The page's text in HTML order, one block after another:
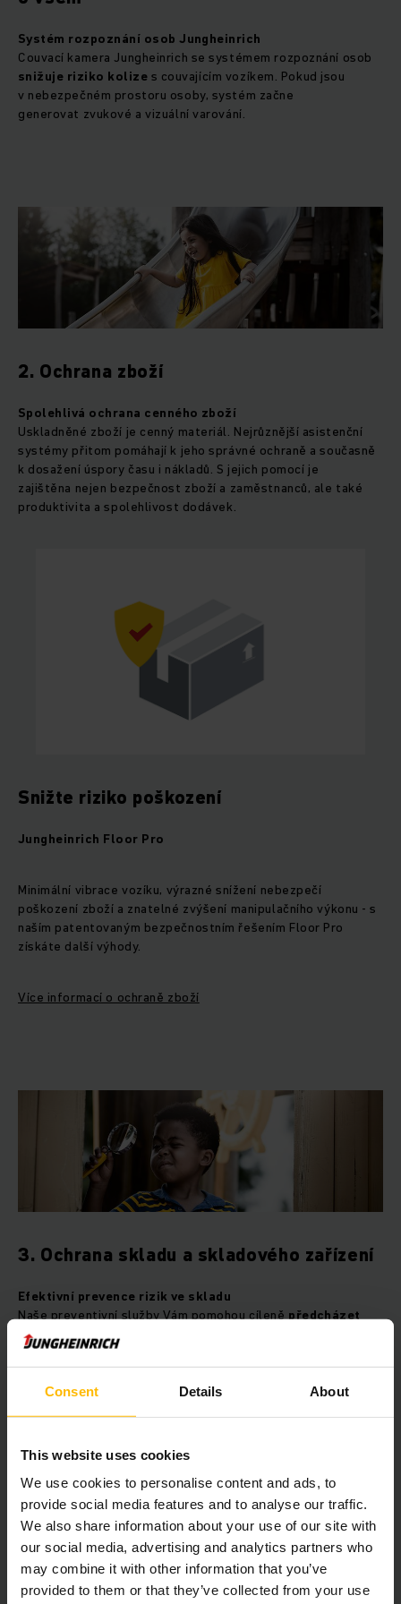
Consent Details About
This website uses cookies
We use cookies to personalise content and ads, to
provide social media features and to analyse our traffic.
We also share information about your use of our site with
our social media, advertising and analytics partners who
may combine it with other information that you’ve
provided to them or that they’ve collected from your use
Systém rozpoznání osob Jungheinrich
Couvací kamera Jungheinrich se systémem rozpoznání osob
snižuje riziko kolize s couvajícím vozíkem. Pokud jsou
v nebezpečném prostoru osoby, systém začne
generovat zvukové a vizuální varování.
2. Ochrana zboží
Spolehlivá ochrana cenného zboží
Uskladněné zboží je cenný materiál. Nejrůznější asistenční
systémy přitom pomáhají k jeho správné ochraně a současně
k dosažení úspory času i nákladů. S jejich pomocí je
zajištěna nejen bezpečnost zboží a zaměstnanců, ale také
produktivita a spolehlivost dodávek.
Snižte riziko poškození
Jungheinrich Floor Pro
Minimální vibrace vozíku, výrazné snížení nebezpečí
poškození zboží a znatelné zvýšení manipulačního výkonu - s
naším patentovaným bezpečnostním řešením Floor Pro
získáte další výhody.
Více informací o ochraně zboží
3. Ochrana skladu a skladového zařízení
Efektivní prevence rizik ve skladu
Naše preventivní služby Vám pomohou cíleněpředcházet
zničení
bezpečné a Váš majetek bude chráněn.